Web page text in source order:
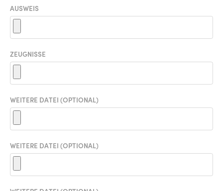
AUSWEIS
ZEUGNISSE
WEITERE DATEI (OPTIONAL)
WEITERE DATEI (OPTIONAL)